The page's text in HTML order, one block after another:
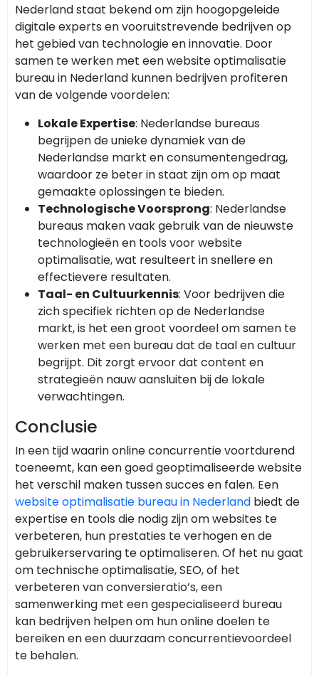
Nederland staat bekend om zijn hoogopgeleide
digitale experts en vooruitstrevende bedrijven op
het gebied van technologie en innovatie. Door
samen te werken met een website optimalisatie
bureau in Nederland kunnen bedrijven profiteren
van de volgende voordelen:
Lokale Expertise: Nederlandse bureaus
begrijpen de unieke dynamiek van de
Nederlandse markt en consumentengedrag,
waardoor ze beter in staat zijn om op maat
gemaakte oplossingen te bieden.
Technologische Voorsprong: Nederlandse
bureaus maken vaak gebruik van de nieuwste
technologieën en tools voor website
optimalisatie, wat resulteert in snellere en
effectievere resultaten.
Taal- en Cultuurkennis: Voor bedrijven die
zich specifiek richten op de Nederlandse
markt, is het een groot voordeel om samen te
werken met een bureau dat de taal en cultuur
begrijpt. Dit zorgt ervoor dat content en
strategieën nauw aansluiten bij de lokale
verwachtingen.
Conclusie
In een tijd waarin online concurrentie voortdurend
toeneemt, kan een goed geoptimaliseerde website
het verschil maken tussen succes en falen. Een
website optimalisatie bureau in Nederland biedt de
expertise en tools die nodig zijn om websites te
verbeteren, hun prestaties te verhogen en de
gebruikerservaring te optimaliseren. Of het nu gaat
om technische optimalisatie, SEO, of het
verbeteren van conversieratio’s, een
samenwerking met een gespecialiseerd bureau
kan bedrijven helpen om hun online doelen te
bereiken en een duurzaam concurrentievoordeel
te behalen.